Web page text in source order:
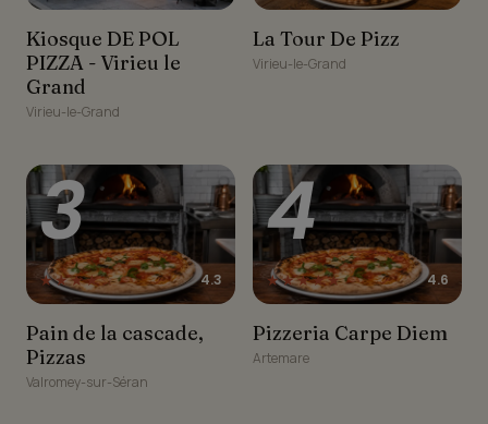
Kiosque DE POL PIZZA -
Virieu le Grand
Kiosque DE POL
PIZZA - Virieu le
Grand
Virieu-le-Grand
La Tour De Pizz
La Tour De Pizz
Virieu-le-Grand
Pain de la cascade,
3
★★★★☆ 4.3
Pain de la cascade,
Pizzas
Valromey-sur-Séran
Pizzeria Carpe Diem
4
★★★★★ 4.6
Pizzeria Carpe Diem
Artemare